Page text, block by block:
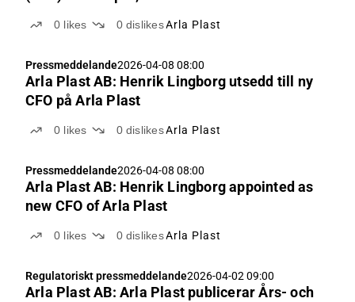
0 likes 0 dislikesArla Plast
Pressmeddelande2026-04-08 08:00
Arla Plast AB: Henrik Lingborg utsedd till ny
CFO på Arla Plast
0 likes 0 dislikesArla Plast
Pressmeddelande2026-04-08 08:00
Arla Plast AB: Henrik Lingborg appointed as
new CFO of Arla Plast
0 likes 0 dislikesArla Plast
Regulatoriskt pressmeddelande2026-04-02 09:00
Arla Plast AB: Arla Plast publicerar Års- och